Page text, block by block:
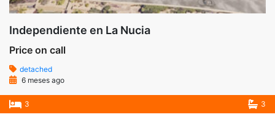
Independiente en La Nucia
Price on call
detached
6 meses ago
3 3